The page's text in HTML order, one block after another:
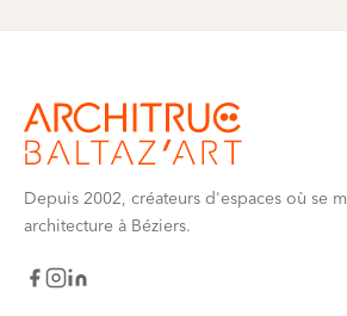
Depuis 2002, créateurs d'espaces où se
architecture à Béziers.